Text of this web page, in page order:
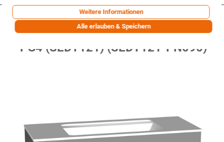
Burgbad Bel Mineralguss-
Waschtisch+Unterschrank 1210
PG4 (SEDT121) (SEDT121-PN090)
Weitere Informationen
Alle erlauben & Speichern